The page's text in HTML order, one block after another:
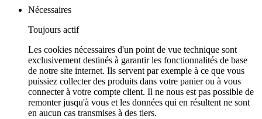
Nécessaires
Toujours actif
Les cookies nécessaires d'un point de vue technique sont
exclusivement destinés à garantir les fonctionnalités de base
de notre site internet. Ils servent par exemple à ce que vous
puissiez collecter des produits dans votre panier ou à vous
connecter à votre compte client. Il ne nous est pas possible de
remonter jusqu'à vous et les données qui en résultent ne sont
en aucun cas transmises à des tiers.